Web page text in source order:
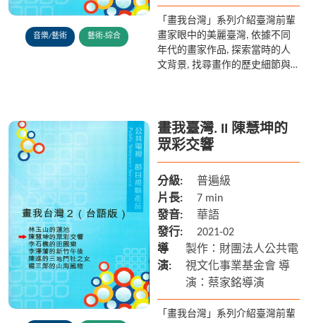
音樂/藝術 藝術-綜合
「畫我台灣」系列介紹臺灣前輩
畫家眼中的美麗臺灣, 依據不同
年代的畫家作品, 探索當時的人
文背景, 找尋畫作的歷史細節與
畫我臺灣. II 陳慧坤的
眾彩交響
分級:
普遍級
片長:
7 min
發音:
華語
發行:
2021-02
導
演:
製作：財團法人公共電
視文化事業基金會 導
演：蔡家銘導演
「畫我台灣」系列介紹臺灣前輩